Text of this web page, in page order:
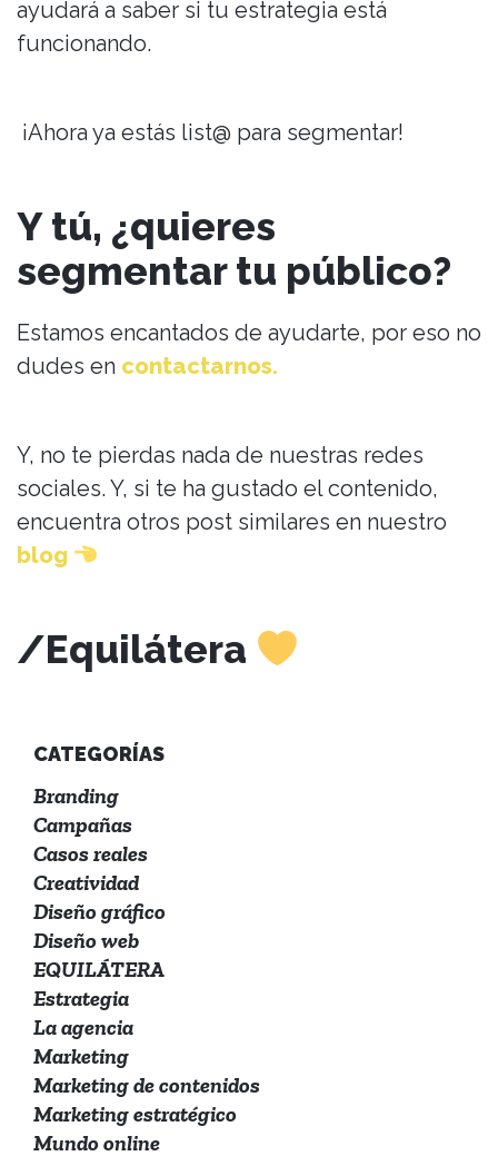
ayudará a saber si tu estrategia está
funcionando.
¡Ahora ya estás list@ para segmentar!
Y tú, ¿quieres
segmentar tu público?
Estamos encantados de ayudarte, por eso no
dudes en contactarnos.
Y, no te pierdas nada de nuestras redes
sociales. Y, si te ha gustado el contenido,
encuentra otros post similares en nuestro
blog
/Equilátera
CATEGORÍAS
Branding
Campañas
Casos reales
Creatividad
Diseño gráfico
Diseño web
EQUILÁTERA
Estrategia
La agencia
Marketing
Marketing de contenidos
Marketing estratégico
Mundo online